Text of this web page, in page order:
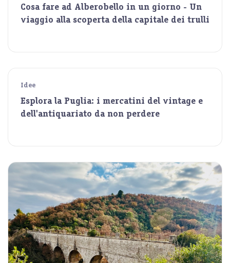
Cosa fare ad Alberobello in un giorno - Un
viaggio alla scoperta della capitale dei trulli
Idee
Esplora la Puglia: i mercatini del vintage e
dell'antiquariato da non perdere